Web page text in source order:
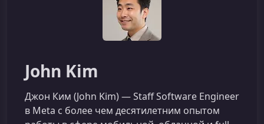
John Kim
Джон Ким (John Kim) — Staff Software Engineer
в Meta с более чем десятилетним опытом